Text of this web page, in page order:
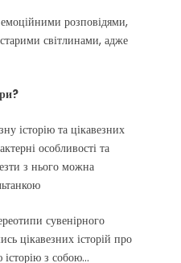
розповідями,
світлинами, адже
історію та цікавезних
особливості та
з нього можна
сувенірного
цікавезних історій про
з собою...